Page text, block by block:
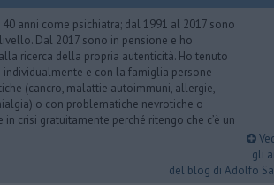
anni come psichiatra; dal 1991 al 2017 sono
Dal 2017 sono in pensione e ho
ricerca della propria autenticità. Ho tenuto
e con la famiglia persone
(cancro, malattie autoimmuni, allergie,
o con problematiche nevrotiche o
crisi gratuitamente perché ritengo che c’è un
gli
del blog di Adolfo